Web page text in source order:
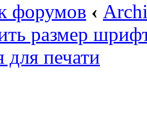
форумов ‹
размер
для печати